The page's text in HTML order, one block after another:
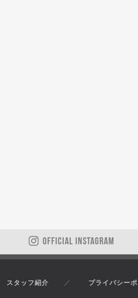
OFFICIAL INSTAGRAM
スタッフ紹介 プライバシー